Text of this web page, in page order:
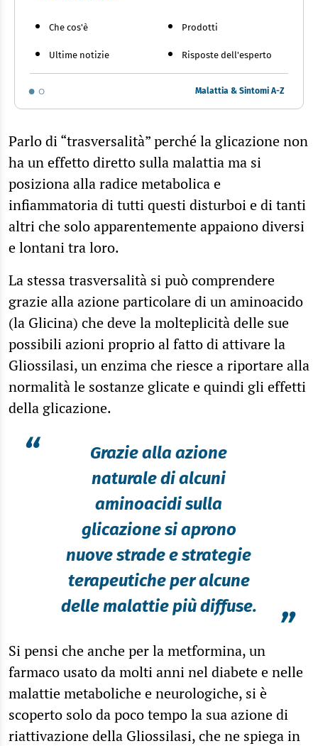
Che cos'è
Ultime notizie
Prodotti
Risposte dell'esperto
Malattia & Sintomi A-Z
Parlo di “trasversalità” perché la glicazione non
ha un effetto diretto sulla malattia ma si
posiziona alla radice metabolica e
infiammatoria di tutti questi disturboi e di tanti
altri che solo apparentemente appaiono diversi
e lontani tra loro.
La stessa trasversalità si può comprendere
grazie alla azione particolare di un aminoacido
(la Glicina) che deve la molteplicità delle sue
possibili azioni proprio al fatto di attivare la
Gliossilasi, un enzima che riesce a riportare alla
normalità le sostanze glicate e quindi gli effetti
della glicazione.
“
Grazie alla azione
naturale di alcuni
aminoacidi sulla
glicazione si aprono
nuove strade e strategie
terapeutiche per alcune
delle malattie più diffuse.
”
Si pensi che anche per la metformina, un
farmaco usato da molti anni nel diabete e nelle
malattie metaboliche e neurologiche, si è
scoperto solo da poco tempo la sua azione di
riattivazione della Gliossilasi, che ne spiega in